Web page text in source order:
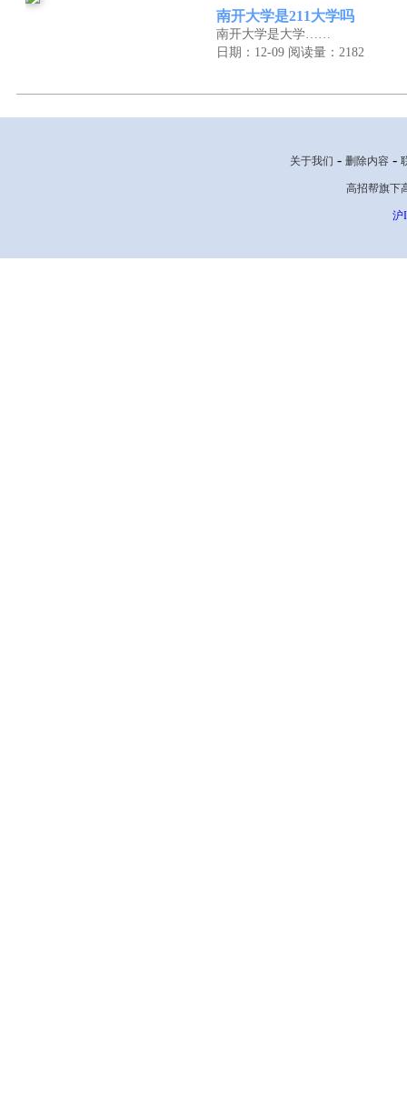
南开大学是211大学吗
南开大学是大学……
日期：12-09 阅读量：2182
关于我们 -删除内容 -
高招帮旗下
沪